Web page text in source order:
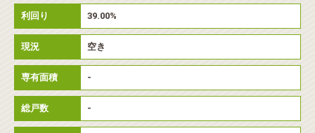
利回り 39.00%
現況 空き
専有面積 -
総戸数 -